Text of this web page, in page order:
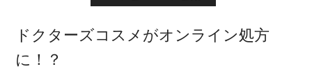
ドクターズコスメがオンライン処方
に！？